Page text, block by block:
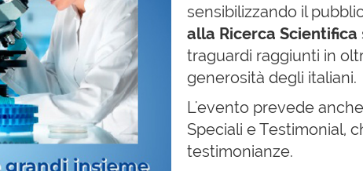
sensibilizzando il
alla Ricerca Scientifica
traguardi raggiunti in
generosità degli italiani.
L'evento prevede
Speciali e Testimonial,
testimonianze.